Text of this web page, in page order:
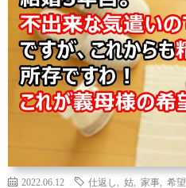
2022.06.12 仕返し 姑 家事 希望